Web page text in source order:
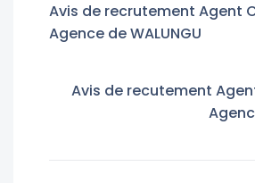
Avis de recrutement Agent
Agence de WALUNGU
Avis de recutement